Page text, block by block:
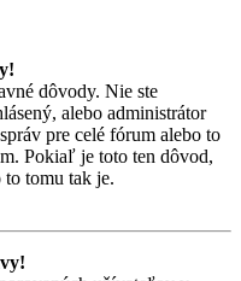
dôvody. Nie ste
alebo administrátor
pre celé fórum alebo to
Pokiaľ je toto ten dôvod,
to tomu tak je.